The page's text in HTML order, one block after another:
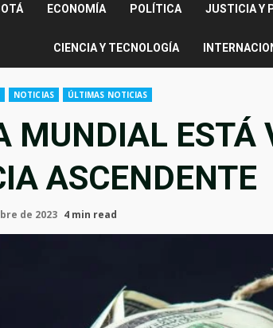
ECONOMÍA POLÍTICA JUSTICIA Y
CIENCIA Y TECNOLOGÍA
NOTICIAS ÚLTIMAS NOTICIAS
MUNDIAL ESTÁ
ASCENDENTE
de 2023 4 min read